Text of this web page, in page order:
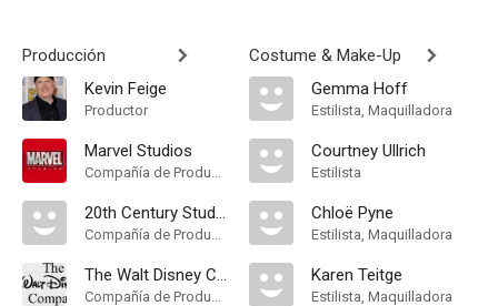
Producción
Kevin Feige
Productor
Marvel Studios
Compañía de Produccion
20th Century Studios
Compañía de Produccion
The Walt Disney Company
Compañía de Produccion
Costume & Make-Up
Gemma Hoff
Estilista, Maquilladora
Courtney Ullrich
Estilista
Chloë Pyne
Estilista, Maquilladora
Karen Teitge
Estilista, Maquilladora